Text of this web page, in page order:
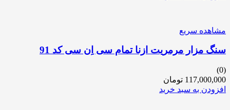
مشاهده سریع
سنگ مزار مرمریت ازنا تمام سی اِن سی کد 91
(0)
117,000,000 تومان
افزودن به سبد خرید